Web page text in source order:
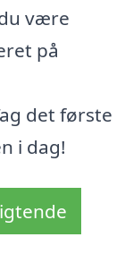
være
på
det første
i dag!